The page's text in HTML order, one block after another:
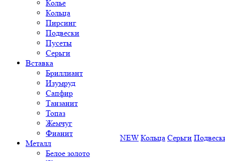
Колье
Кольца
Пирсинг
Подвески
Пусеты
Серьги
Вставка
Бриллиант
Изумруд
Сапфир
Танзанит
Топаз
Жемчуг
Фианит
Металл
Белое золото
NEW Кольца Серьги